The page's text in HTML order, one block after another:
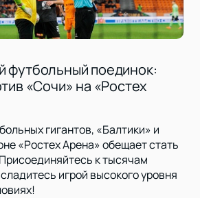
футбольный поединок:
«Сочи» на «Ростех
гигантов, «Балтики» и
«Ростех Арена» обещает стать
к тысячам
игрой высокого уровня